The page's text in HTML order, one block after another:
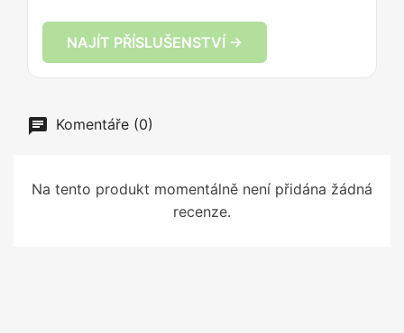
NAJÍT PŘÍSLUŠENSTVÍ →
Komentáře (0)
Na tento produkt momentálně není přidána žádná
recenze.